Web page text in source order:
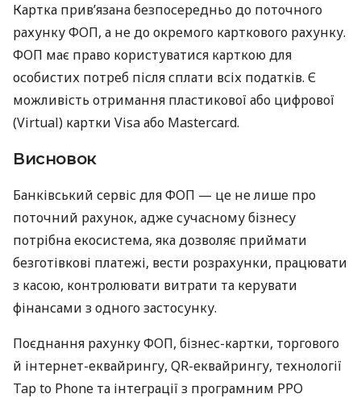
Картка прив’язана безпосередньо до поточного
рахунку ФОП, а не до окремого карткового рахунку.
ФОП має право користуватися карткою для
особистих потреб після сплати всіх податків. Є
можливість отримання пластикової або цифрової
(Virtual) картки Visa або Mastercard.
Висновок
Банківський сервіс для ФОП — це не лише про
поточний рахунок, адже сучасному бізнесу
потрібна екосистема, яка дозволяє приймати
безготівкові платежі, вести розрахунки, працювати
з касою, контролювати витрати та керувати
фінансами з одного застосунку.
Поєднання рахунку ФОП, бізнес-картки, торгового
й інтернет-еквайрингу, QR-еквайрингу, технології
Tap to Phone та інтеграції з програмним РРО